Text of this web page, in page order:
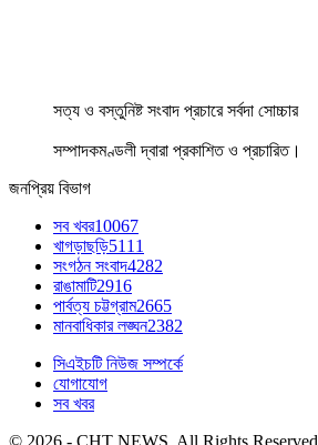
সত্য ও বস্তুনিষ্ট সংবাদ প্রচারে সর্বদা সোচ্চার
সম্পাদকমণ্ডলী দ্বারা প্রকাশিত ও প্রচারিত।
জনপ্রিয় বিভাগ
সব খবর10067
খাগড়াছড়ি5111
সংগঠন সংবাদ4282
রাঙামাটি2916
পার্বত্য চট্টগ্রাম2665
মানবাধিকার লঙ্ঘন2382
সিএইচটি নিউজ সম্পর্কে
যোগাযোগ
সব খবর
© 2026 - CHT NEWS. All Rights Reserved.